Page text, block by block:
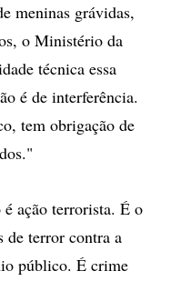
meninas grávidas,
o Ministério da
técnica essa
é de interferência.
tem obrigação de
ação terrorista. É o
de terror contra a
público. É crime